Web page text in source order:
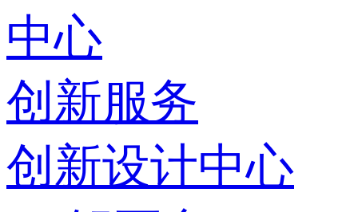
中心
创新服务
创新设计中心